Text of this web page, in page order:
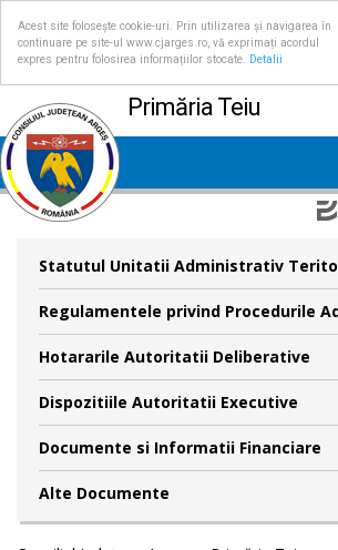
Acest site folosește cookie-uri. Prin utilizarea și navigarea în
continuare pe site-ul www.cjarges.ro, vă exprimați acordul
expres pentru folosirea informațiilor stocate.
Detalii
Primăria Teiu
Statutul Unitatii Administrativ
Regulamentele privind Procedurile
Hotararile Autoritatii Deliberative
Dispozitiile Autoritatii Executive
Documente si Informatii Financiare
Alte Documente